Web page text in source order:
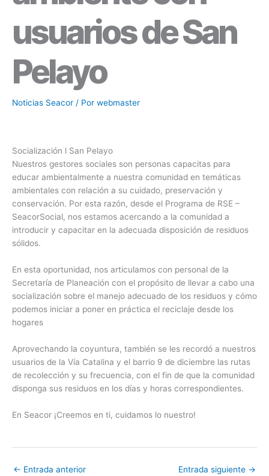
usuarios de San
Pelayo
Noticias Seacor / Por webmaster
Socialización l San Pelayo
Nuestros gestores sociales son personas capacitas para
educar ambientalmente a nuestra comunidad en temáticas
ambientales con relación a su cuidado, preservación y
conservación. Por esta razón, desde el Programa de RSE –
SeacorSocial, nos estamos acercando a la comunidad a
introducir y capacitar en la adecuada disposición de residuos
sólidos.
En esta oportunidad, nos articulamos con personal de la
Secretaría de Planeación con el propósito de llevar a cabo una
socialización sobre el manejo adecuado de los residuos y cómo
podemos iniciar a poner en práctica el reciclaje desde los
hogares
Aprovechando la coyuntura, también se les recordó a nuestros
usuarios de la Vía Catalina y el barrio 9 de diciembre las rutas
de recolección y su frecuencia, con el fin de que la comunidad
disponga sus residuos en los días y horas correspondientes.
En Seacor ¡Creemos en ti, cuidamos lo nuestro!
← Entrada anterior Entrada siguiente →